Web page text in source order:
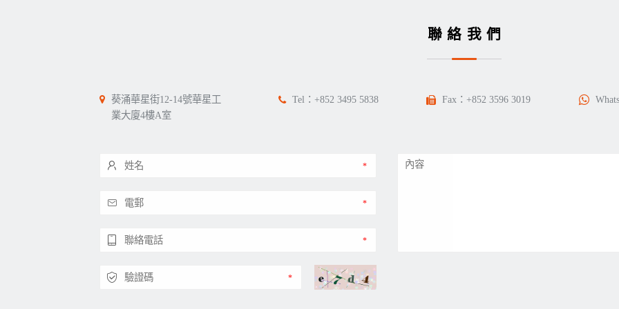
聯絡我們
葵涌華星街12-14號華星工
業大廈4樓A室
Tel： +852 3495 5838 Fax：+852 3596 3019